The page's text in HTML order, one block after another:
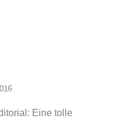
Eine tolle